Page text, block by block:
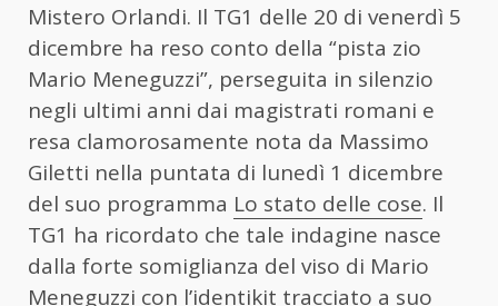
Mistero Orlandi. Il TG1 delle 20 di venerdì 5
dicembre ha reso conto della “pista zio
Mario Meneguzzi”, perseguita in silenzio
negli ultimi anni dai magistrati romani e
resa clamorosamente nota da Massimo
Giletti nella puntata di lunedì 1 dicembre
del suo programma Lo stato delle cose. Il
TG1 ha ricordato che tale indagine nasce
dalla forte somiglianza del viso di Mario
Meneguzzi con l’identikit tracciato a suo